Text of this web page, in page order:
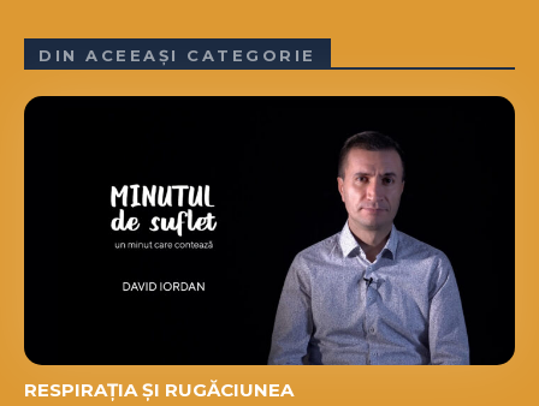
DIN ACEEAȘI CATEGORIE
RESPIRAȚIA ȘI RUGĂCIUNEA